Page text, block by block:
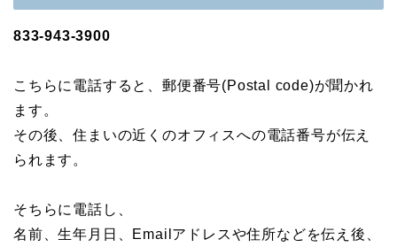
833-943-3900
こちらに電話すると、郵便番号(Postal code)が聞かれ
ます。
その後、住まいの近くのオフィスへの電話番号が伝え
られます。
そちらに電話し、
名前、生年月日、Emailアドレスや住所などを伝え後、